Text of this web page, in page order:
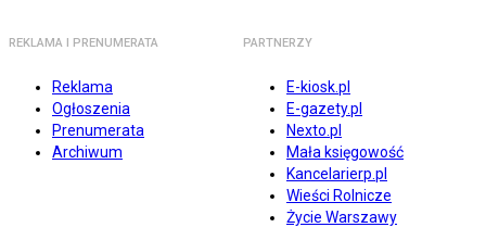
REKLAMA I PRENUMERATA
Reklama
Ogłoszenia
Prenumerata
Archiwum
PARTNERZY
E-kiosk.pl
E-gazety.pl
Nexto.pl
Mała księgowość
Kancelarierp.pl
Wieści Rolnicze
Życie Warszawy